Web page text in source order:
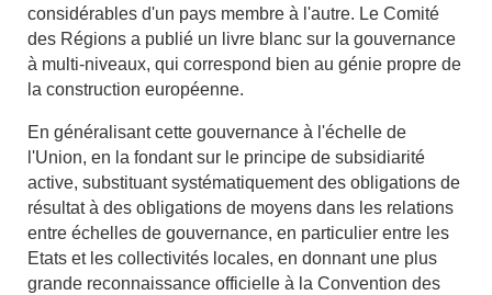
considérables d'un pays membre à l'autre. Le Comité
des Régions a publié un livre blanc sur la gouvernance
à multi-niveaux, qui correspond bien au génie propre de
la construction européenne.
En généralisant cette gouvernance à l'échelle de
l'Union, en la fondant sur le principe de subsidiarité
active, substituant systématiquement des obligations de
résultat à des obligations de moyens dans les relations
entre échelles de gouvernance, en particulier entre les
Etats et les collectivités locales, en donnant une plus
grande reconnaissance officielle à la Convention des